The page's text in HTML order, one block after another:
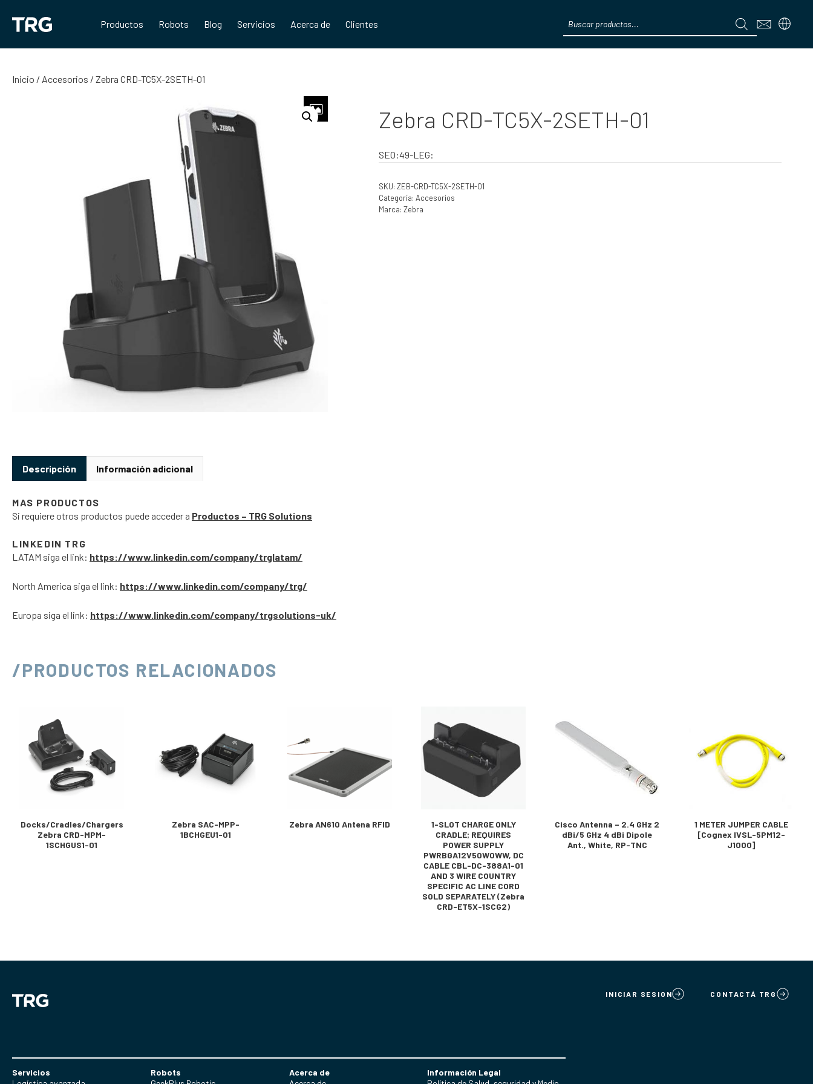
contenido
Productos Robots Blog Servicios Acerca de Clientes
search
Inicio / Accesorios / Zebra CRD-TC5X-2SETH-01
Zebra CRD-TC5X-2SETH-01
SEO:49-LEG:
SKU: ZEB-CRD-TC5X-2SETH-01
Categoría: Accesorios
Marca: Zebra
Descripción Información adicional
MAS PRODUCTOS
Si requiere otros productos puede acceder a Productos – TRG Solutions
LINKEDIN TRG
LATAM siga el link: https://www.linkedin.com/company/trglatam/
North America siga el link: https://www.linkedin.com/company/trg/
Europa siga el link: https://www.linkedin.com/company/trgsolutions-uk/
/PRODUCTOS RELACIONADOS
Docks/Cradles/Chargers
Zebra CRD-MPM-
1SCHGUS1-01
Zebra SAC-MPP-
1BCHGEU1-01
Zebra AN610 Antena RFID
1-SLOT CHARGE ONLY
CRADLE; REQUIRES
POWER SUPPLY
PWRBGA12V50W0WW, DC
CABLE CBL-DC-388A1-01
AND 3 WIRE COUNTRY
SPECIFIC AC LINE CORD
SOLD SEPARATELY (Zebra
CRD-ET5X-1SCG2)
Cisco Antenna – 2.4 GHz 2
dBi/5 GHz 4 dBi Dipole
Ant., White, RP-TNC
1 METER JUMPER CABLE
[Cognex IVSL-5PM12-
J1000]
INICIAR SESION CONTACTÁ TRG
Servicios
Robots
Acerca de
Información Legal